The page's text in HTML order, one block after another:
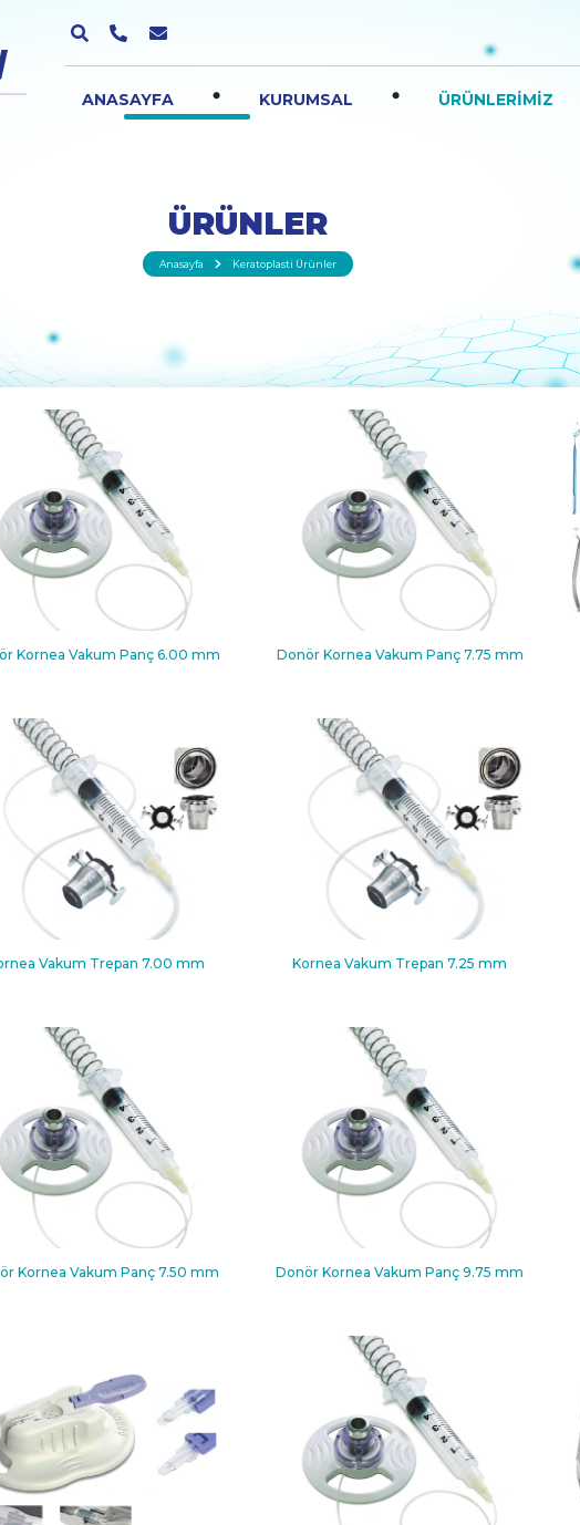
ANASAYFA . KURUMSAL . ÜRÜNLERİMİZ
ÜRÜNLER
Anasayfa Keratoplasti Ürünler
Kornea Vakum Panç 6.00 mm Donör Kornea Vakum Panç 7.75 mm
Vakum Trepan 7.00 mm Kornea Vakum Trepan 7.25 mm
Kornea Vakum Panç 7.50 mm Donör Kornea Vakum Panç 9.75 mm